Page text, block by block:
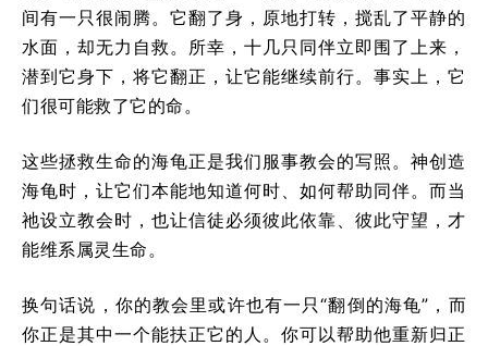
间有一只很闹腾。它翻了身，原地打转，搅乱了平静的
水面，却无力自救。所幸，十几只同伴立即围了上来，
潜到它身下，将它翻正，让它能继续前行。事实上，它
们很可能救了它的命。
这些拯救生命的海龟正是我们服事教会的写照。神创造
海龟时，让它们本能地知道何时、如何帮助同伴。而当
祂设立教会时，也让信徒必须彼此依靠、彼此守望，才
能维系属灵生命。
换句话说，你的教会里或许也有一只“翻倒的海龟”，而
你正是其中一个能扶正它的人。你可以帮助他重新归正